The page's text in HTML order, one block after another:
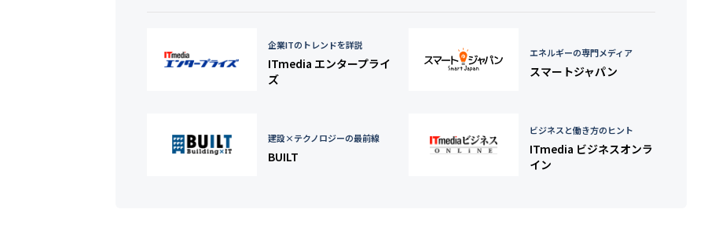
企業ITのトレンドを詳説
ITmedia エンタープライ
ズ
エネルギーの専門メディア
スマートジャパン
建設×テクノロジーの最前線
BUILT
ビジネスと働き方のヒント
ITmedia ビジネスオンラ
イン